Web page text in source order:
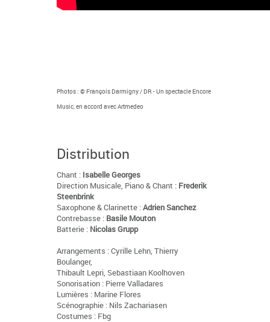
Photos : © François Darmigny / DR - Un spectacle Encore
Music, en accord avec Artmedeo
Distribution
Chant : Isabelle Georges
Direction Musicale, Piano & Chant : Frederik
Steenbrink
Saxophone & Clarinette :Adrien Sanchez
Contrebasse : Basile Mouton
Batterie : Nicolas Grupp
Arrangements : Cyrille Lehn, Thierry
Boulanger,
Thibault Lepri, Sebastiaan Koolhoven
Sonorisation : Pierre Valladares
Lumières : Marine Flores
Scénographie : Nils Zachariasen
Costumes : Fbg